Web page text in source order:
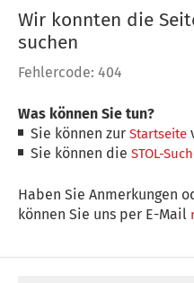
Wir konnten die
suchen
Fehlercode: 404
Was können Sie tun?
Sie können zurStartseite
Sie können dieSTOL-
Haben Sie Anmerkungen
können Sie uns per E-Mail